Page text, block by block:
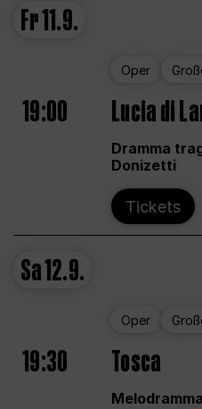
Fr11.9.
Oper
19:00 Lucia di
Dramma
Donizetti
Tickets
Sa12.9.
Oper
19:30 Tosca